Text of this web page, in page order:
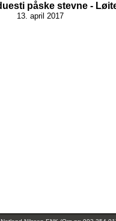
påske stevne -
13. april 2017